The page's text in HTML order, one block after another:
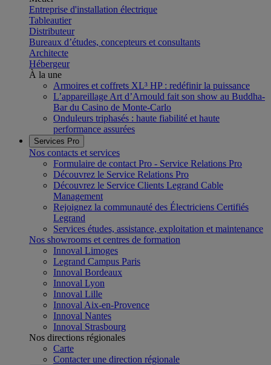
Entreprise d'installation électrique
Tableautier
Distributeur
Bureaux d’études, concepteurs et consultants
Architecte
Hébergeur
À la une
Armoires et coffrets XL³ HP : redéfinir la puissance
L’appareillage Art d’Arnould fait son show au Buddha-
Bar du Casino de Monte-Carlo
Onduleurs triphasés : haute fiabilité et haute
performance assurées
Services Pro
Nos contacts et services
Formulaire de contact Pro - Service Relations Pro
Découvrez le Service Relations Pro
Découvrez le Service Clients Legrand Cable
Management
Rejoignez la communauté des Électriciens Certifiés
Legrand
Services études, assistance, exploitation et maintenance
Nos showrooms et centres de formation
Innoval Limoges
Legrand Campus Paris
Innoval Bordeaux
Innoval Lyon
Innoval Lille
Innoval Aix-en-Provence
Innoval Nantes
Innoval Strasbourg
Nos directions régionales
Carte
Contacter une direction régionale